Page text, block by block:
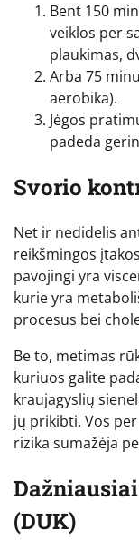
Bent 150
veiklos per
plaukimas,
Arba 75
aerobika).
Jėgos
padeda
Svorio
Net ir nedidelis
reikšmingos
pavojingi yra
kurie yra
procesus bei
Be to, metimas
kuriuos galite
kraujagyslių
jų prikibti. Vos
rizika sumažėja
(DUK)